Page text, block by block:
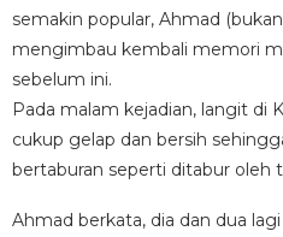
semakin popular, Ahmad
mengimbau kembali memori
sebelum ini.
Pada malam kejadian, langit di
cukup gelap dan bersih
bertaburan seperti ditabur oleh
Ahmad berkata, dia dan dua